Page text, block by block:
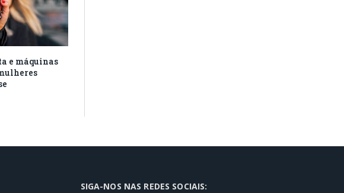
e máquinas
SIGA-NOS NAS REDES SOCIAIS: